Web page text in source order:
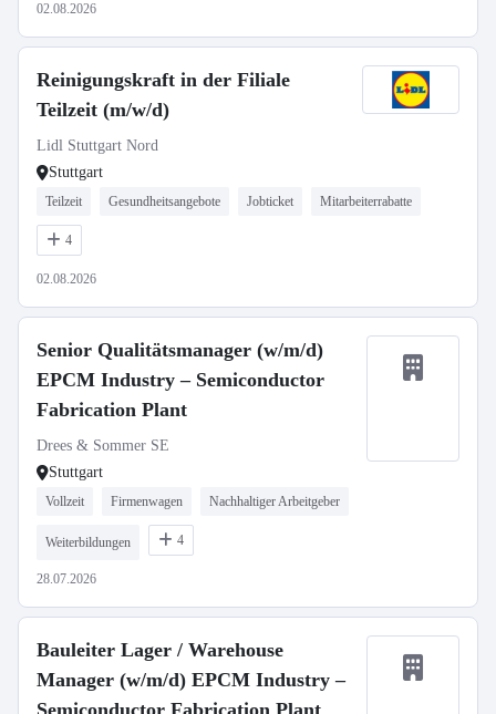
02.08.2026
Reinigungskraft in der Filiale
Teilzeit (m/w/d)
Lidl Stuttgart Nord
Stuttgart
Teilzeit Gesundheitsangebote Jobticket Mitarbeiterrabatte
4
02.08.2026
Senior Qualitätsmanager (w/m/d)
EPCM Industry – Semiconductor
Fabrication Plant
Drees & Sommer SE
Stuttgart
Vollzeit Firmenwagen Nachhaltiger Arbeitgeber
Weiterbildungen 4
28.07.2026
Bauleiter Lager / Warehouse
Manager (w/m/d) EPCM Industry –
Semiconductor Fabrication Plant